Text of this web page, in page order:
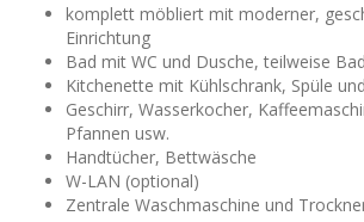
komplett möbliert mit moderner,
Einrichtung
Bad mit WC und Dusche, teilweise
Kitchenette mit Kühlschrank, Spüle
Geschirr, Wasserkocher,
Pfannen usw.
Handtücher, Bettwäsche
W-LAN (optional)
Zentrale Waschmaschine und